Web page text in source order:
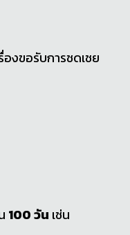
งขอรับการชดเชย
100 วัน เช่น